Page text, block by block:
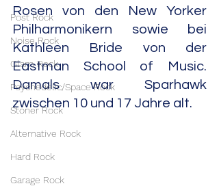
Post Rock
Noise Rock
Glam Rock
Psychedelic/Space Rock
Stoner Rock
Alternative Rock
Hard Rock
Garage Rock
Rosen von den New Yorker
Philharmonikern sowie bei
Kathleen Bride von der
Eastman School of Music.
Damals war Sparhawk
zwischen 10 und 17 Jahre alt.